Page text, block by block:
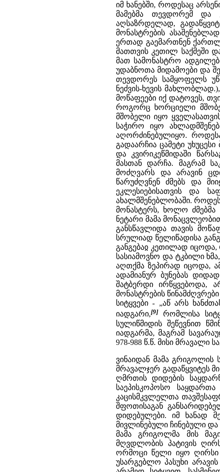
იმ ხანებში, როდესაც
მამებმა თევდორემ და
აღსაზრდელად,
მონასტრების
ერთად გაემართნენ
მათთვის კეთილ საქმეში
მათ სამონასტრო
უდაბნოთა მიდამოები და
თევდორეს სამყოფელს
ნეძვის-ხევის
მოწაფეები იქ დატოვეს,
როგორც ხორციელი
მშობელი იყო
საჭირო იყო
აღორძინებულიყო.
გადაარჩია ცამეტი
და კვირიკეწმიდაში
მასთან დარჩა. მაგრამ
მოძღვარს და არავინ
წარუძღვნენ ძმებს და
ეკლესიებისათვის და
ახალმშენებლობაში.
მონასტერს, ხოლო ძმებმა
ნეტარი მამა
განსწავლიდა თავის
სრულიად წელიწადისა
განგებაჲ კეთილად იცოდა,
სასიამოვნო და ტკბილი
აღთქმა ზეპირად იცოდა,
ადამიანურ ბუნებას
შატბერდი ირწყვებოდა,
მონასტრების
სიტყვები - „აწ არს
იადგარი,[9] რომლისა
სულიწმიდის შეწევნით
იადგარმა, მაგრამ
978-988 წ.წ. მისი მრავალი
ვინაიდან მამა გრიგოლის
მრავალჯერ გადაწყვიტეს
ღმრთის დიდების
საეპისკოპოსო
კაცისმკვლელთა
შფოთისაგან
დიდებულები. იმ ხანად
მივლინებული ჩინებული
მამა გრიგოლმა მის
მღვდლობის პატივის
ორმოცი წელი იყო ღირსი
უსარგებლო პასუხი